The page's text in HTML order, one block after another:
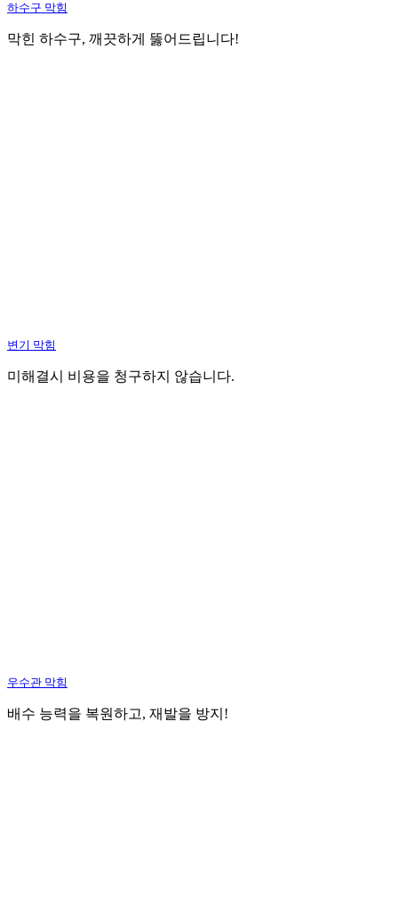
하수구 막힘
막힌 하수구, 깨끗하게 뚫어드립니다!
변기 막힘
미해결시 비용을 청구하지 않습니다.
우수관 막힘
배수 능력을 복원하고, 재발을 방지!